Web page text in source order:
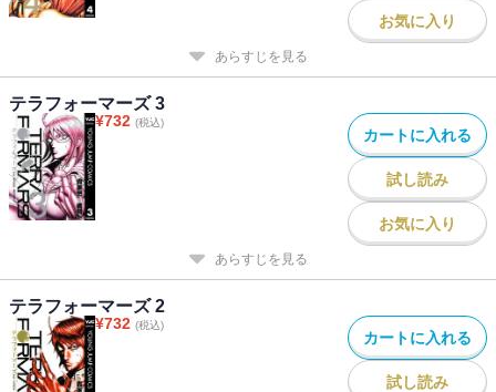
お気に入り
あらすじを見る
テラフォーマーズ 3
¥732 (税込)
カートに入れる
試し読み
お気に入り
あらすじを見る
テラフォーマーズ 2
¥732 (税込)
カートに入れる
試し読み